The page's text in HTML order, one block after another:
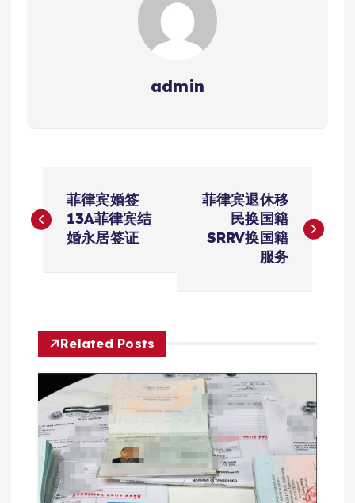
admin
章
菲律宾婚签
13A菲律宾结
婚永居签证
菲律宾退休移
民换国籍
SRRV换国籍
服务
Related Posts